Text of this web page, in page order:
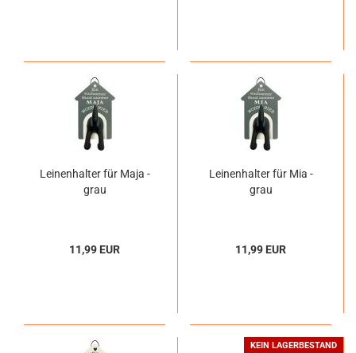
Leinenhalter für Maja -
grau
11,99 EUR
Leinenhalter für Mia -
grau
11,99 EUR
KEIN LAGERBESTAND